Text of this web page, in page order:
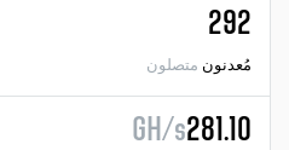
292
مُعدنون متصلون
281.10
GH/s